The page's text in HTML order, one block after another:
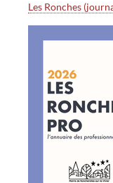
Les Ronches